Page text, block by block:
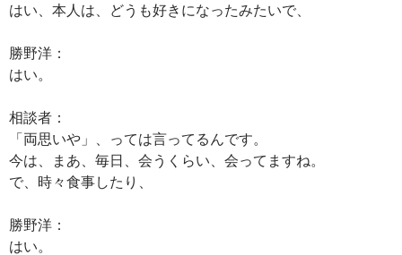
はい、本人は、どうも好きになったみたいで、
勝野洋：
はい。
相談者：
「両思いや」、っては言ってるんです。
今は、まあ、毎日、会うくらい、会ってますね。
で、時々食事したり、
勝野洋：
はい。